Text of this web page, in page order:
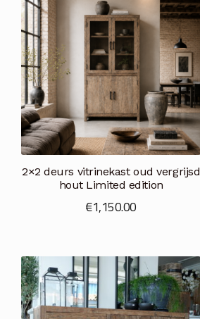
2×2 deurs vitrinekast oud vergrijsd
hout Limited edition
€1,150.00